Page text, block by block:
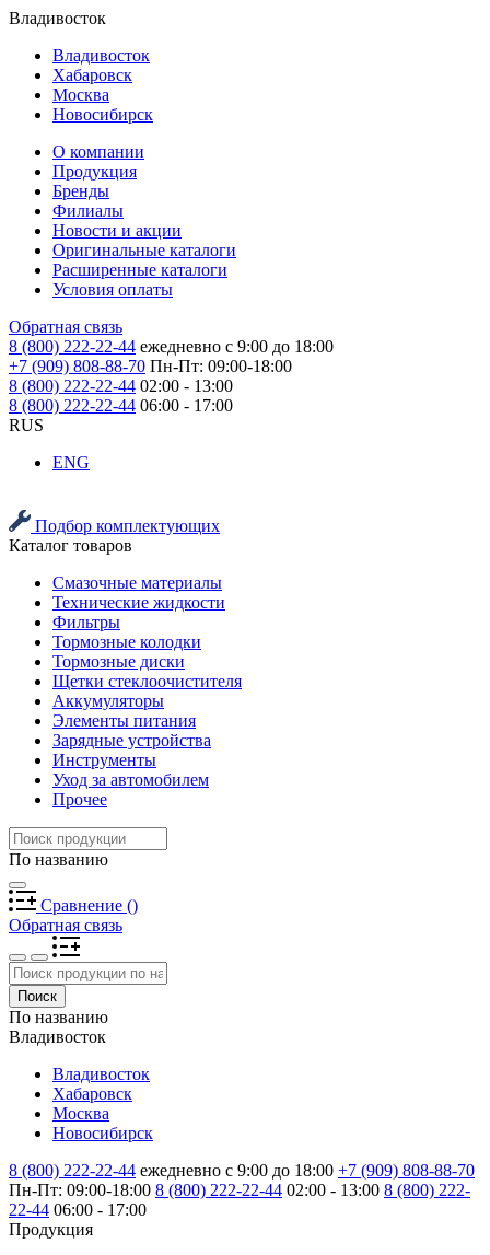
Владивосток
Владивосток
Хабаровск
Москва
Новосибирск
О компании
Продукция
Бренды
Филиалы
Новости и акции
Оригинальные каталоги
Расширенные каталоги
Условия оплаты
Обратная связь
8 (800) 222-22-44 ежедневно с 9:00 до 18:00
+7 (909) 808-88-70 Пн-Пт: 09:00-18:00
8 (800) 222-22-44 02:00 - 13:00
8 (800) 222-22-44 06:00 - 17:00
RUS
ENG
Подбор комплектующих
Каталог товаров
Смазочные материалы
Технические жидкости
Фильтры
Тормозные колодки
Тормозные диски
Щетки стеклоочистителя
Аккумуляторы
Элементы питания
Зарядные устройства
Инструменты
Уход за автомобилем
Прочее
По названию
Сравнение ()
Обратная связь
Поиск
По названию
Владивосток
Владивосток
Хабаровск
Москва
Новосибирск
8 (800) 222-22-44 ежедневно с 9:00 до 18:00 +7 (909) 808-88-70
Пн-Пт: 09:00-18:00 8 (800) 222-22-44 02:00 - 13:00 8 (800) 222-
22-44 06:00 - 17:00
Продукция